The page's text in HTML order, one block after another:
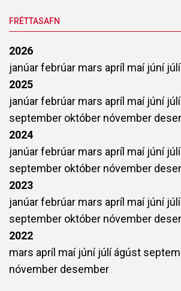
FRÉTTASAFN
2026
janúarfebrúar mars apríl maí júní júlí
2025
janúarfebrúar mars apríl maí júní júlí
september október nóvember
2024
janúarfebrúar mars apríl maí júní júlí
september október nóvember
2023
janúarfebrúar mars apríl maí júní júlí
september október nóvember
2022
mars apríl maí júní júlíágúst
nóvember desember